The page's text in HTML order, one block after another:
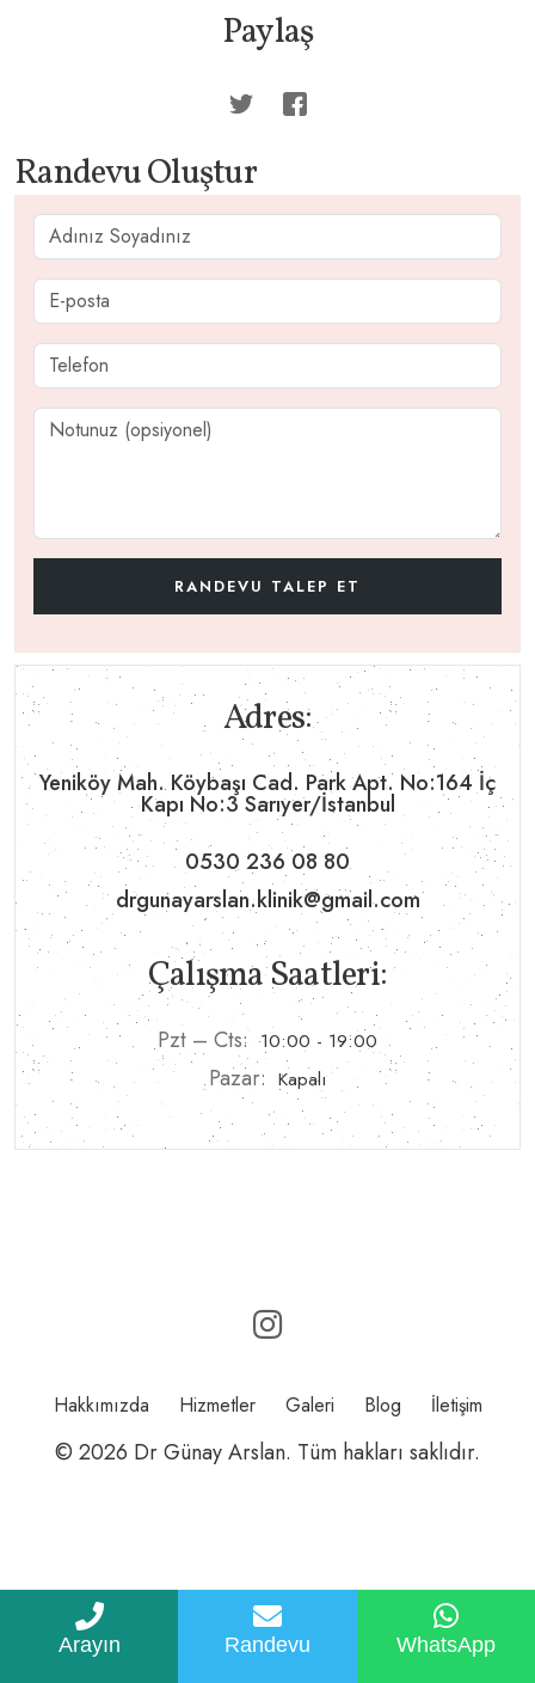
Paylaş
Randevu Oluştur
Adres:
Yeniköy Mah. Köybaşı Cad. Park Apt. No:164 İç
Kapı No:3 Sarıyer/İstanbul
0530 236 08 80
drgunayarslan.klinik@gmail.com
Çalışma Saatleri:
Pzt – Cts: 10:00 - 19:00
Pazar: Kapalı
Hakkımızda Hizmetler Galeri Blog İletişim
© 2026 Dr Günay Arslan. Tüm hakları saklıdır.
Arayın Randevu WhatsApp